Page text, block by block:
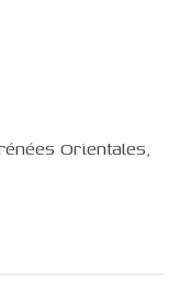
Orientales,